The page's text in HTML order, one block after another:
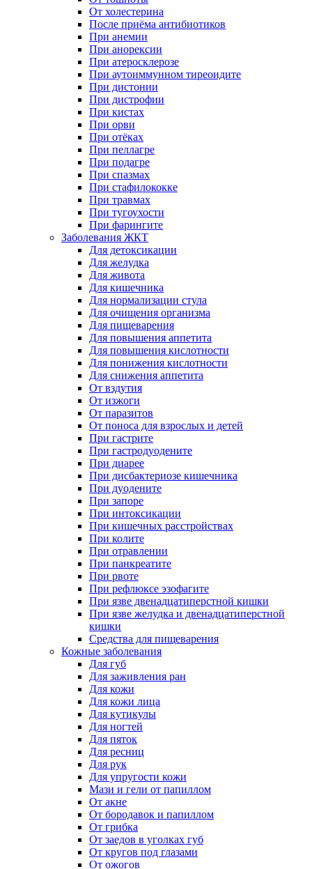
От холестерина
После приёма антибиотиков
При анемии
При анорексии
При атеросклерозе
При аутоиммунном тиреоидите
При дистонии
При дистрофии
При кистах
При орви
При отёках
При пеллагре
При подагре
При спазмах
При стафилококке
При травмах
При тугоухости
При фарингите
Заболевания ЖКТ
Для детоксикации
Для желудка
Для живота
Для кишечника
Для нормализации стула
Для очищения организма
Для пищеварения
Для повышения аппетита
Для повышения кислотности
Для понижения кислотности
Для снижения аппетита
От вздутия
От изжоги
От паразитов
От поноса для взрослых и детей
При гастрите
При гастродуодените
При диарее
При дисбактериозе кишечника
При дуодените
При запоре
При интоксикации
При кишечных расстройствах
При колите
При отравлении
При панкреатите
При рвоте
При рефлюксе эзофагите
При язве двенадцатиперстной кишки
При язве желудка и двенадцатиперстной
кишки
Средства для пищеварения
Кожные заболевания
Для губ
Для заживления ран
Для кожи
Для кожи лица
Для кутикулы
Для ногтей
Для пяток
Для ресниц
Для рук
Для упругости кожи
Мази и гели от папиллом
От акне
От бородавок и папиллом
От грибка
От заедов в уголках губ
От кругов под глазами
От ожогов